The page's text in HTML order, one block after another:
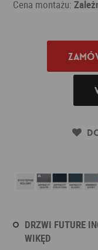
Cena montażu:
DRZWI FUTURE INOX FI09C - DRZWI WEJŚCIOWE
WIKĘD